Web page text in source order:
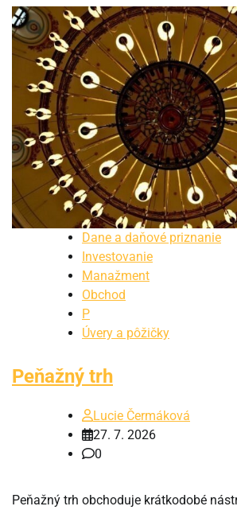
Dane a daňové priznanie
Investovanie
Manažment
Obchod
P
Úvery a pôžičky
Peňažný trh
Lucie Čermáková
27. 7. 2026
0
Peňažný trh obchoduje krátkodobé